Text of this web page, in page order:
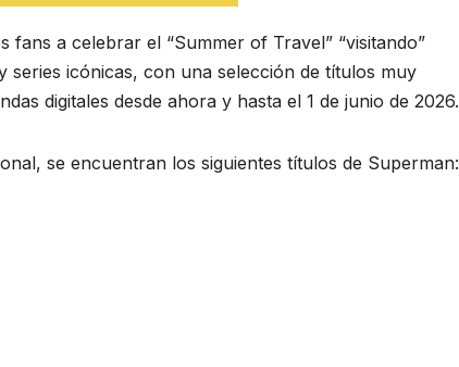
a celebrar el “Summer of Travel” “visitando”
series icónicas, con una selección de títulos muy
digitales desde ahora y hasta el 1 de junio de 2026.
se encuentran los siguientes títulos de Superman: